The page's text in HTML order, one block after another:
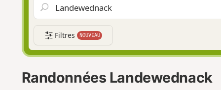
Filtres NOUVEAU
Randonnées Landewednack